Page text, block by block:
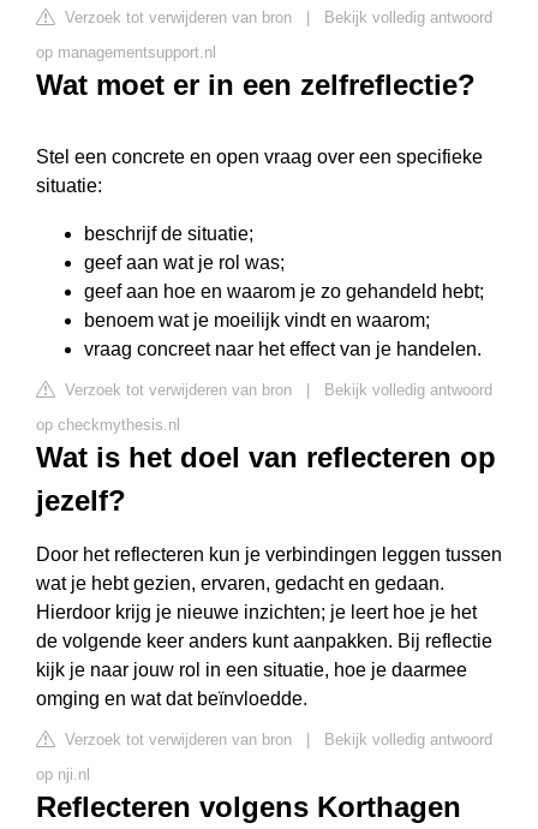
Verzoek tot verwijderen van bron
Bekijk volledig antwoord
op managementsupport.nl
Wat moet er in een zelfreflectie?
Stel een concrete en open vraag over een specifieke
situatie:
beschrijf de situatie;
geef aan wat je rol was;
geef aan hoe en waarom je zo gehandeld hebt;
benoem wat je moeilijk vindt en waarom;
vraag concreet naar het effect van je handelen.
Verzoek tot verwijderen van bron
Bekijk volledig antwoord
op checkmythesis.nl
Wat is het doel van reflecteren op
jezelf?
Door het reflecteren kun je verbindingen leggen tussen
wat je hebt gezien, ervaren, gedacht en gedaan.
Hierdoor krijg je nieuwe inzichten; je leert hoe je het
de volgende keer anders kunt aanpakken. Bij reflectie
kijk je naar jouw rol in een situatie, hoe je daarmee
omging en wat dat beïnvloedde.
Verzoek tot verwijderen van bron
Bekijk volledig antwoord
op nji.nl
Reflecteren volgens Korthagen